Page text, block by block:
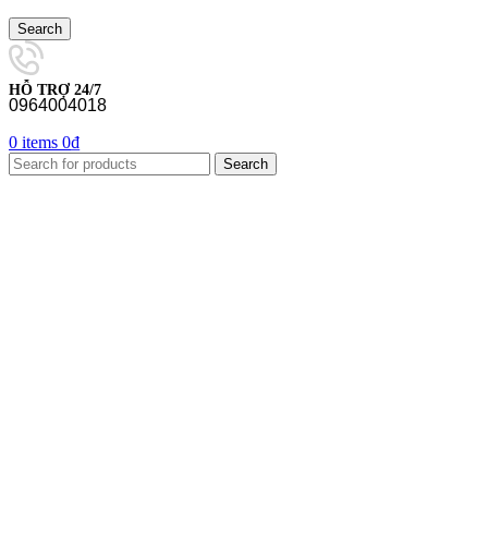
Search
HỖ TRỢ 24/7
0964004018
0 items 0₫
Search